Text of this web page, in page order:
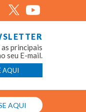
principais
seu E-mail.
AQUI